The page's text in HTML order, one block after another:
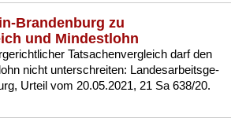
Brandenburg zu
und Mindestlohn
Tat­sa­chen­ver­gleich darf den
nicht un­ter­schrei­ten: Lan­des­ar­beits­ge­
Ur­teil vom 20.05.2021, 21 Sa 638/20.